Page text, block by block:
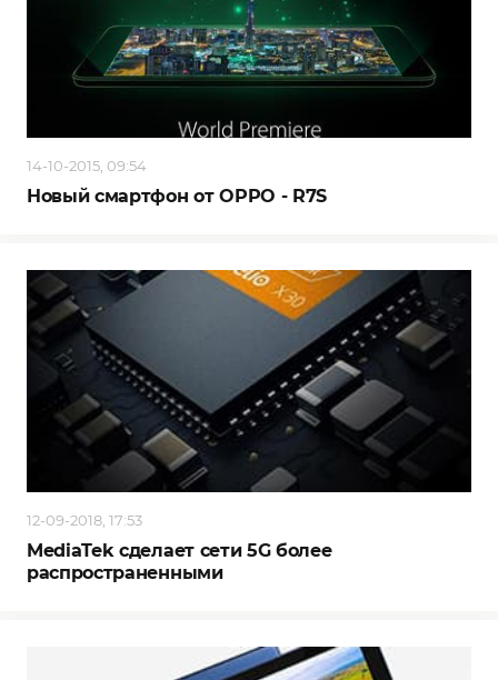
14-10-2015, 09:54
Новый смартфон от OPPO - R7S
12-09-2018, 17:53
MediaTek сделает сети 5G более
распространенными